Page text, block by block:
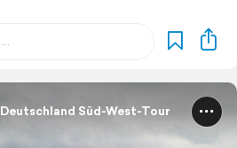
Deutschland Süd-West-Tour